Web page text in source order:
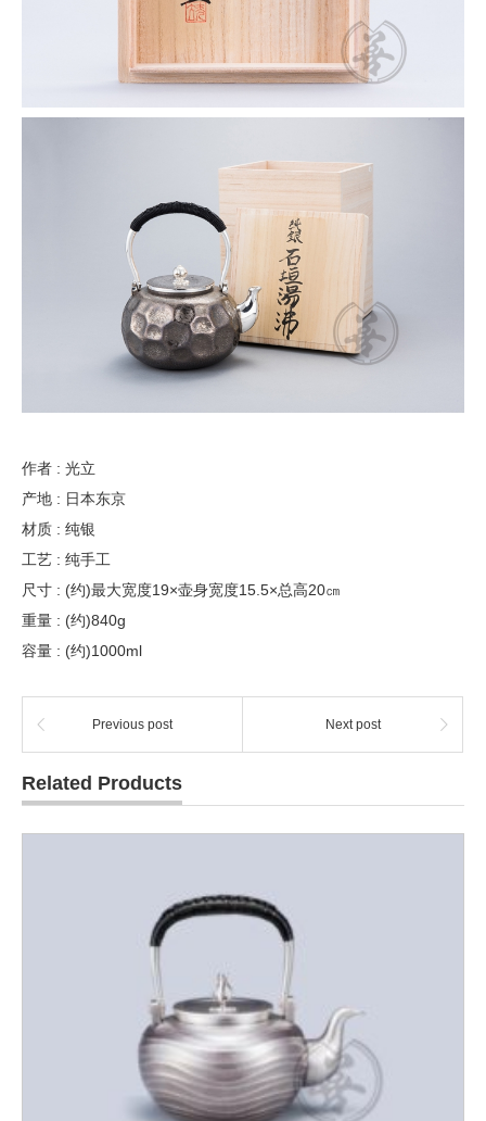
作者 : 光立
产地 : 日本东京
材质 : 纯银
工艺 : 纯手工
尺寸 : (约)最大宽度19×壶身宽度15.5×总高20㎝
重量 : (约)840g
容量 : (约)1000ml
Previous post Next post
Related Products